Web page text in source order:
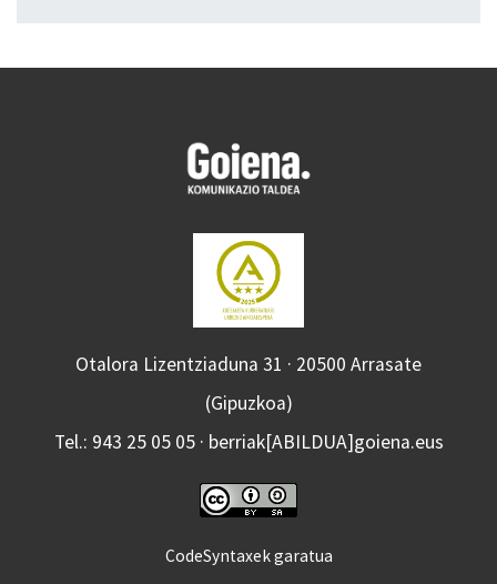
Otalora Lizentziaduna 31 · 20500 Arrasate
(Gipuzkoa)
Tel.: 943 25 05 05 · berriak[ABILDUA]goiena.eus
CodeSyntaxek garatua